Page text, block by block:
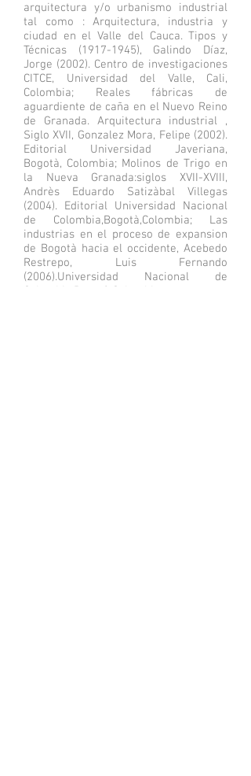
arquitectura y/o urbanismo industrial
tal como : Arquitectura, industria y
ciudad en el Valle del Cauca. Tipos y
Técnicas (1917-1945), Galindo Díaz,
Jorge (2002). Centro de investigaciones
CITCE, Universidad del Valle, Cali,
Colombia; Reales fábricas de
aguardiente de caña en el Nuevo Reino
de Granada. Arquitectura industrial ,
Siglo XVII, Gonzalez Mora, Felipe (2002).
Editorial Universidad Javeriana,
Bogotà, Colombia; Molinos de Trigo en
la Nueva Granada:siglos XVII-XVIII,
Andrès Eduardo Satizàbal Villegas
(2004). Editorial Universidad Nacional
de Colombia,Bogotà,Colombia; Las
industrias en el proceso de expansion
de Bogotà hacia el occidente, Acebedo
Restrepo, Luis Fernando
(2006).Universidad Nacional de
Colombia,Bogotà,Colombia.